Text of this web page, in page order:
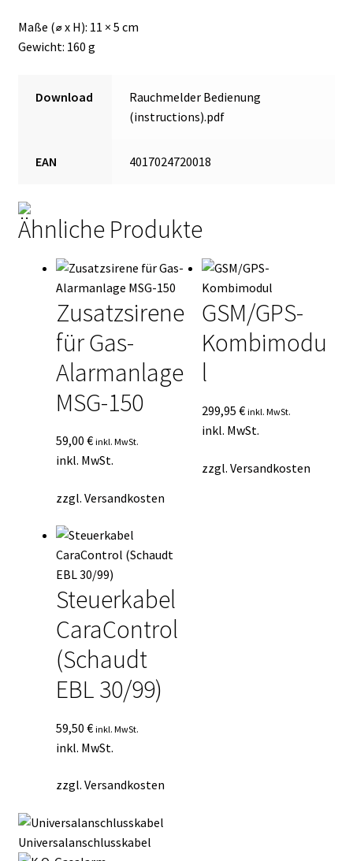
Maße (⌀ x H): 11 × 5 cm
Gewicht: 160 g
Download
Rauchmelder Bedienung
(instructions).pdf
EAN 4017024720018
Ähnliche Produkte
Zusatzsirene
für Gas-
Alarmanlage
MSG-150
59,00 € inkl. MwSt.
inkl. MwSt.
zzgl. Versandkosten
GSM/GPS-
Kombimodu
l
299,95€ inkl. MwSt.
inkl. MwSt.
zzgl.Versandkosten
Steuerkabel
CaraControl
(Schaudt
EBL 30/99)
59,50 € inkl. MwSt.
inkl. MwSt.
zzgl. Versandkosten
Universalanschlusskabel